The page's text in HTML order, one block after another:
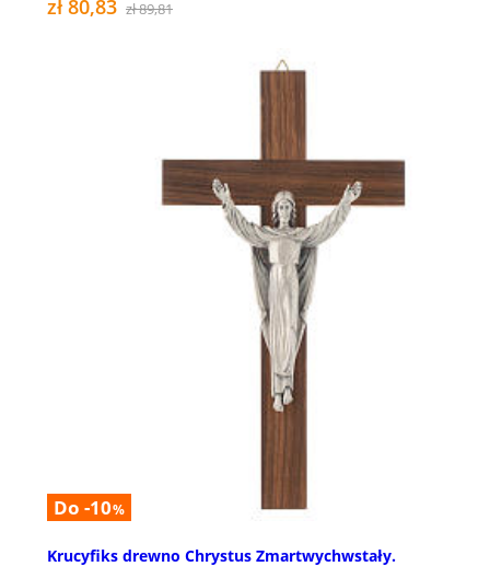
zł 80,83 zł 89,81
Do -10%
Krucyfiks drewno Chrystus Zmartwychwstały.